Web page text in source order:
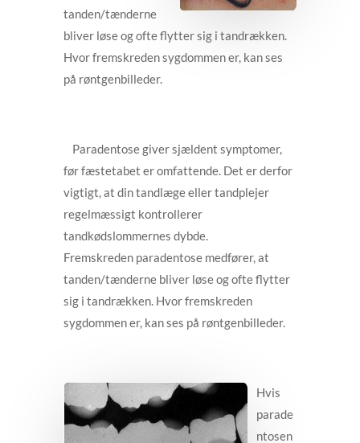
tanden/tænderne
bliver løse og ofte flytter sig i tandrækken.
Hvor fremskreden sygdommen er, kan ses
på røntgenbilleder.
Paradentose giver sjældent symptomer,
før fæstetabet er omfattende. Det er derfor
vigtigt, at din tandlæge eller tandplejer
regelmæssigt kontrollerer
tandkødslommernes dybde.
Fremskreden paradentose medfører, at
tanden/tænderne bliver løse og ofte flytter
sig i tandrækken. Hvor fremskreden
sygdommen er, kan ses på røntgenbilleder.
Hvis
parade
ntosen